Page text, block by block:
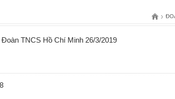
›
TNCS Hồ Chí Minh 26/3/2019